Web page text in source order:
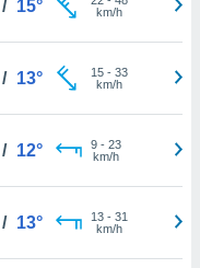
/ 15°
km/h
/ 13° 15- 33
km/h
/ 12° 9- 23
km/h
/ 13° 13- 31
km/h